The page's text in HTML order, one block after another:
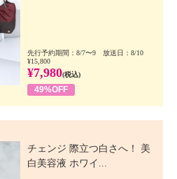
先行予約期間：8/7〜9 放送日：8/10
¥15,800
¥7,980(税込)
49%OFF
チェンジ 際立つ白さへ！ 美
白美容液 ホワイ...